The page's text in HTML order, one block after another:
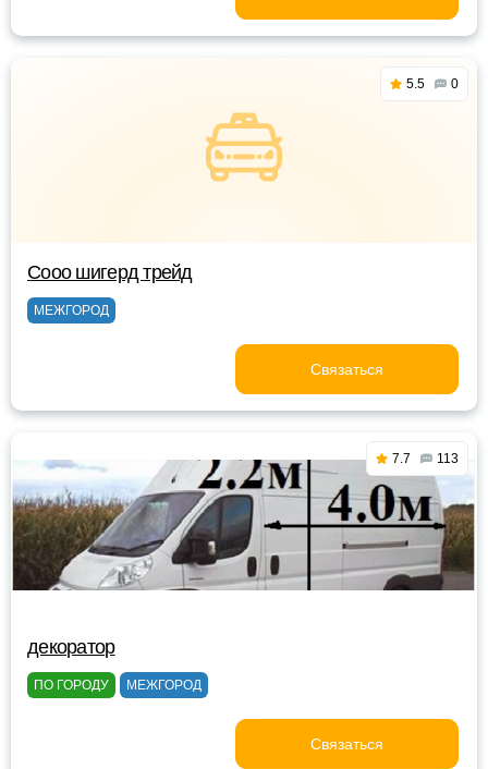
5.5 0
Сооо шигерд трейд
МЕЖГОРОД
Связаться
7.7 113
декоратор
ПО ГОРОДУ МЕЖГОРОД
Связаться